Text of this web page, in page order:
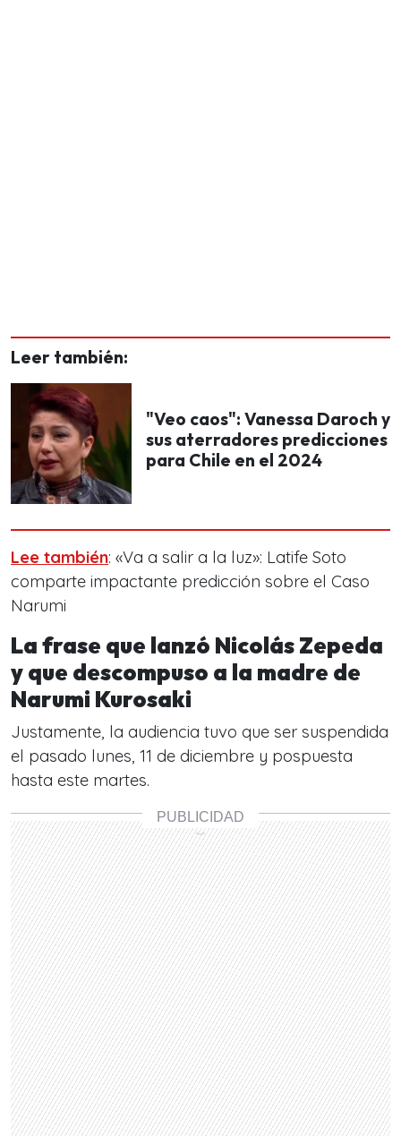
Leer también:
"Veo caos": Vanessa Daroch y
sus aterradores predicciones
para Chile en el 2024
Lee también: «Va a salir a la luz»: Latife Soto
comparte impactante predicción sobre el Caso
Narumi
La frase que lanzó Nicolás Zepeda
y que descompuso a la madre de
Narumi Kurosaki
Justamente, la audiencia tuvo que ser suspendida
el pasado lunes, 11 de diciembre y pospuesta
hasta este martes.